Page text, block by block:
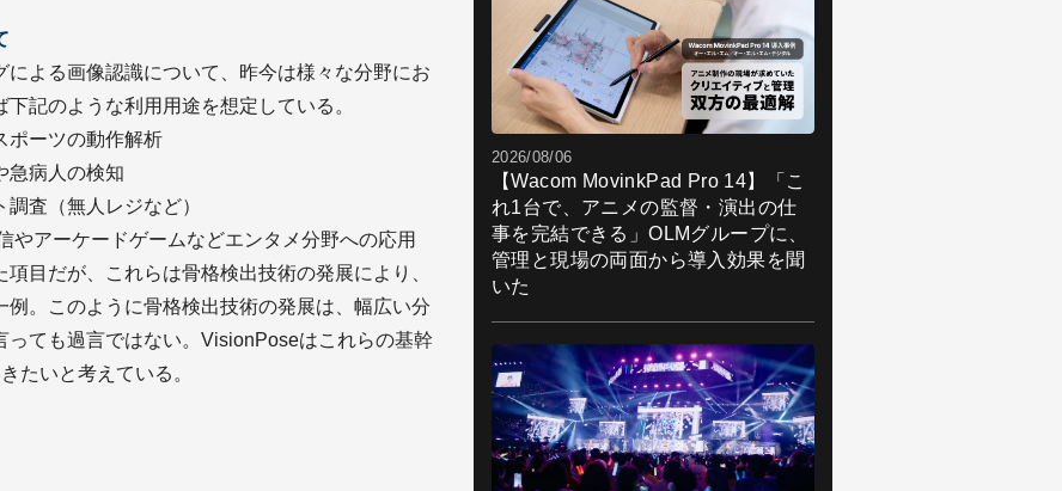
よる画像認識について、昨今は様々な分野にお
記のような利用用途を想定している。
ポーツの動作解析
急病人の検知
査（無人レジなど）
やアーケードゲームなどエンタメ分野への応用
目だが、これらは骨格検出技術の発展により、
。このように骨格検出技術の発展は、幅広い分
ても過言ではない。VisionPoseはこれらの基幹
たいと考えている。
2026/08/06
【Wacom MovinkPad Pro 14】「こ
れ1台で、アニメの監督・演出の仕
事を完結できる」OLMグループに、
管理と現場の両面から導入効果を聞
いた